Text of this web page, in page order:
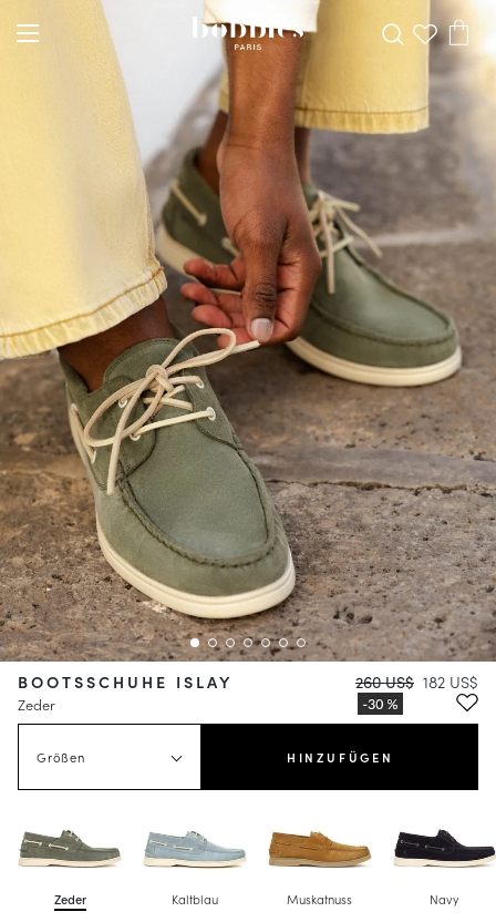
BOOTSSCHUHE ISLAY
Zeder
260 US$ 182 US$
Größen HINZUFÜGEN
Zeder Kaltblau Muskatnuss Navy